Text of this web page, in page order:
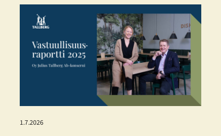
Synsamin lippulaivaliike tarjoaa huikeat 423 m² täyden
palvelun optiikkaa aivan Aleksanterinkadun ytimessä.
Enemmän tilaa, enemmän valikoimaa ja entistä
parempaa palvelua – kaikki asiakkaan parhaaksi.
Uudistetut tilat, sujuvampi…
1.7.2026